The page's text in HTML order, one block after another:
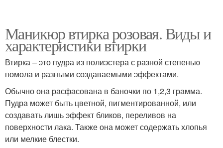
Маникюр втирка розовая. Виды и
характеристики втирки
Втирка – это пудра из полиэстера с разной степенью
помола и разными создаваемыми эффектами.
Обычно она расфасована в баночки по 1,2,3 грамма.
Пудра может быть цветной, пигментированной, или
создавать лишь эффект бликов, переливов на
поверхности лака. Также она может содержать хлопья
или мелкие блестки.